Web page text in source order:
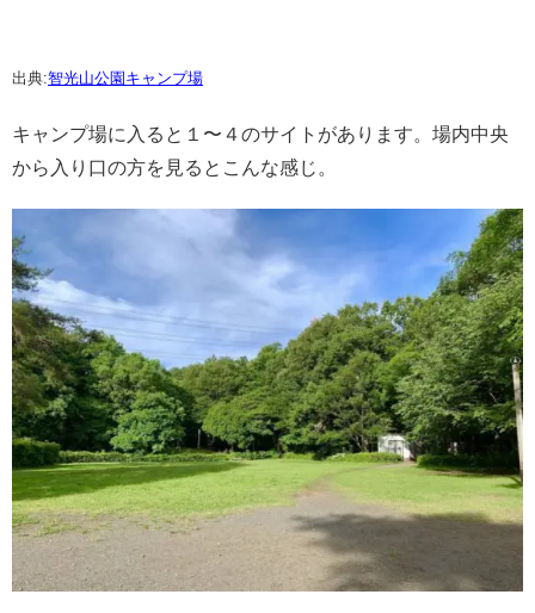
出典:智光山公園キャンプ場
キャンプ場に入ると１〜４のサイトがあります。場内中央
から入り口の方を見るとこんな感じ。